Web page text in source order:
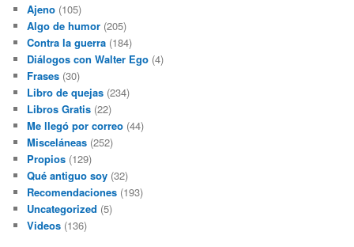
Ajeno (105)
Algo de humor (205)
Contra la guerra (184)
Diálogos con Walter Ego (4)
Frases (30)
Libro de quejas (234)
Libros Gratis (22)
Me llegó por correo (44)
Misceláneas (252)
Propios (129)
Qué antiguo soy (32)
Recomendaciones (193)
Uncategorized (5)
Videos (136)